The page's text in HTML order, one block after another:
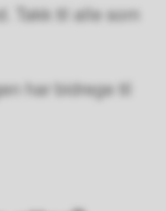
Takk til alle som
har bidrege til